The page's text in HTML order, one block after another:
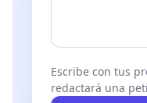
Escribe con tus
redactará una